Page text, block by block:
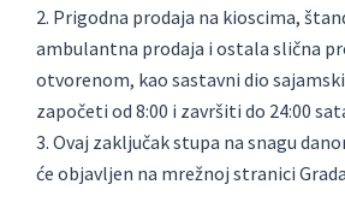
2. Prigodna prodaja na kioscima,
ambulantna prodaja i ostala slična
otvorenom, kao sastavni dio
započeti od 8:00 i završiti do 24:00
3. Ovaj zaključak stupa na snagu
će objavljen na mrežnoj stranici